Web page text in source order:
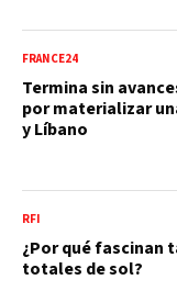
FRANCE24
Termina sin
por materializar
y Líbano
RFI
¿Por qué fascinan
totales de sol?